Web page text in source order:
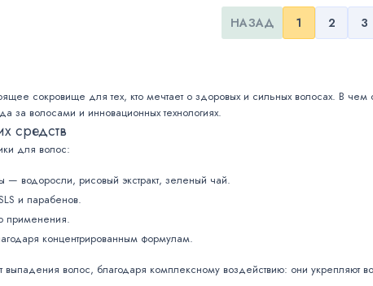
НАЗАД 1 2 3
сокровище для тех, кто мечтает о здоровых и сильных волосах. В
за волосами и инновационных технологиях.
средств
для волос:
— водоросли, рисовый экстракт, зеленый чай.
и парабенов.
применения.
концентрированным формулам.
волос, благодаря комплексному воздействию: они укрепляют